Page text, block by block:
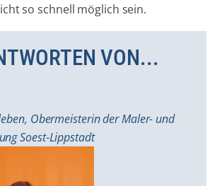
so schnell möglich sein.
VON...
Obermeisterin der Maler- und
Soest-Lippstadt